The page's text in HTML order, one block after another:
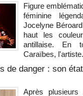
Figure
féminine
Jocelyne
haut les
antillaise. En
Caraïbes,
de danger : son
Après plusieurs